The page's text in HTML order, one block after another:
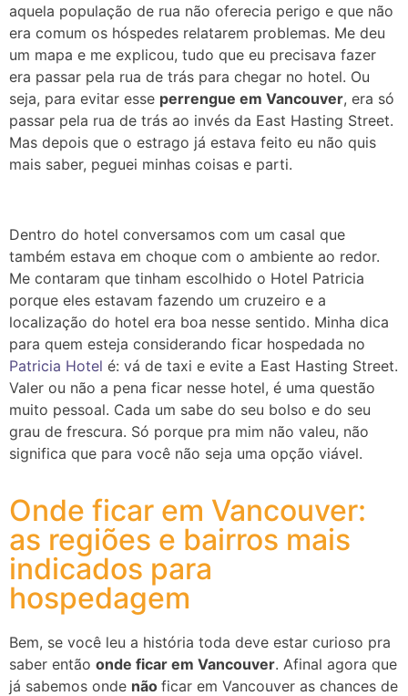
aquela população de rua não oferecia perigo e que não
era comum os hóspedes relatarem problemas. Me deu
um mapa e me explicou, tudo que eu precisava fazer
era passar pela rua de trás para chegar no hotel. Ou
seja, para evitar esse perrengue em Vancouver, era só
passar pela rua de trás ao invés da East Hasting Street.
Mas depois que o estrago já estava feito eu não quis
mais saber, peguei minhas coisas e parti.
Dentro do hotel conversamos com um casal que
também estava em choque com o ambiente ao redor.
Me contaram que tinham escolhido o Hotel Patricia
porque eles estavam fazendo um cruzeiro e a
localização do hotel era boa nesse sentido. Minha dica
para quem esteja considerando ficar hospedada no
Patricia Hotel é: vá de taxi e evite a East Hasting Street.
Valer ou não a pena ficar nesse hotel, é uma questão
muito pessoal. Cada um sabe do seu bolso e do seu
grau de frescura. Só porque pra mim não valeu, não
significa que para você não seja uma opção viável.
Onde ficar em Vancouver:
as regiões e bairros mais
indicados para
hospedagem
Bem, se você leu a história toda deve estar curioso pra
saber então onde ficar em Vancouver. Afinal agora que
já sabemos onde não ficar em Vancouver as chances de